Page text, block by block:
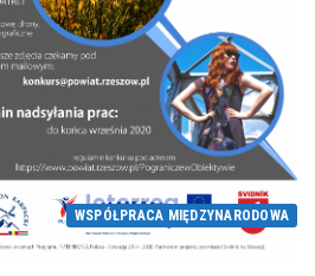
WSPÓŁPRACA MIĘDZYNARODOWA